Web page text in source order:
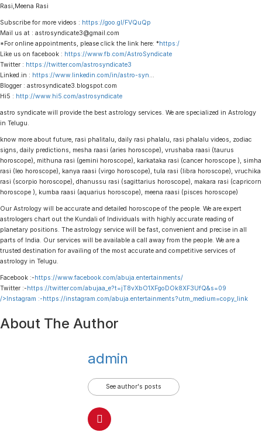
Rasi,Meena Rasi
Subscribe for more videos : https://goo.gl/FVQuQp
Mail us at : astrosyndicate3@gmail.com
*For online appointments, please click the link here: *https:/
Like us on facebook : https://www.fb.com/AstroSyndicate
Twitter : https://twitter.com/astrosyndicate3
Linked.in : https://www.linkedin.com/in/astro-syn
Blogger : astrosyndicate3.blogspot.com
Hi5 : http://www.hi5.com/astrosyndicate
astro syndicate will provide the best astrology services. We are specialized in Astrology
in Telugu.
know more about future, rasi phalitalu, daily rasi phalalu, rasi phalalu videos, zodiac
signs, daily predictions, mesha raasi (aries horoscope), vrushaba raasi (taurus
horoscope), mithuna rasi (gemini horoscope), karkataka rasi (cancer horoscope ), simha
rasi (leo horoscope), kanya raasi (virgo horoscope), tula rasi (libra horoscope), vruchika
rasi (scorpio horoscope), dhanussu rasi (sagittarius horoscope), makara rasi (capricorn
horoscope ), kumba raasi (aquarius horoscope), meena raasi (pisces horoscope)
Our Astrology will be accurate and detailed horoscope of the people. We are expert
astrologers chart out the Kundali of Individuals with highly accurate reading of
planetary positions. The astrology service will be fast, convenient and precise in all
parts of India. Our services will be available a call away from the people. We are a
trusted destination for availing of the most accurate and competitive services of
astrology in Telugu.
Facebook :-https://www.facebook.com/abuja.entertainments/
Twitter :-https://twitter.com/abujaa_e?t=jT8vXbO1XFgoDOk8XF3UfQ&s=09
/>Instagram :-https://instagram.com/abuja.entertainments?utm_medium=copy_link
About The Author
admin
See author's posts